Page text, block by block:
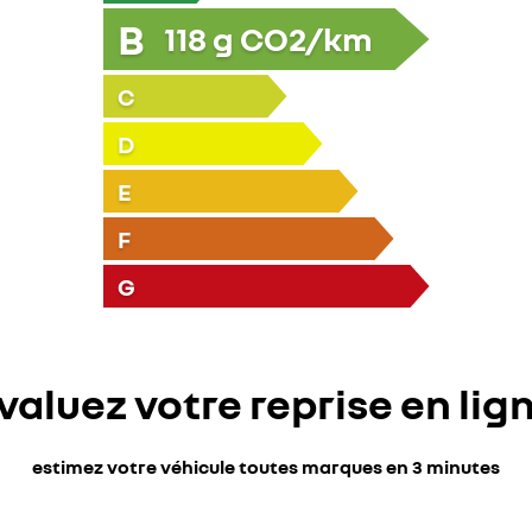
B 118 g CO2/km
C
D
E
F
G
votre reprise en
estimez votre véhicule toutes marques en 3 minutes